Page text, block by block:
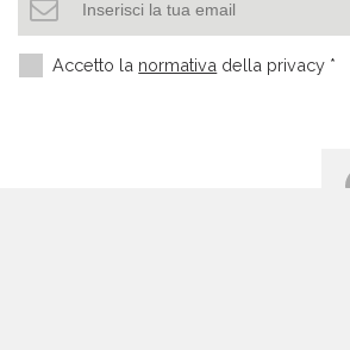
Accetto la normativa della privacy *